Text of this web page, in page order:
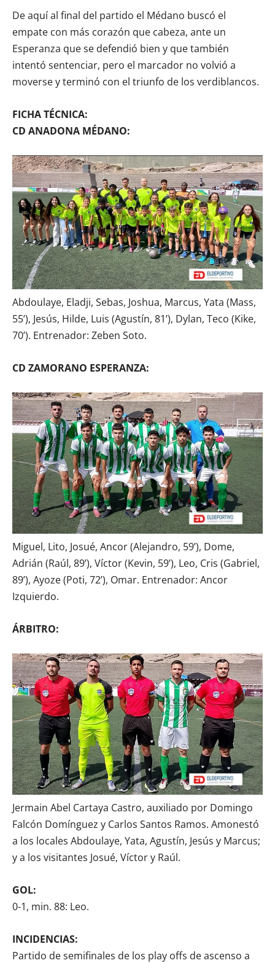
De aquí al final del partido el Médano buscó el
empate con más corazón que cabeza, ante un
Esperanza que se defendió bien y que también
intentó sentenciar, pero el marcador no volvió a
moverse y terminó con el triunfo de los verdiblancos.
FICHA TÉCNICA:
CD ANADONA MÉDANO:
Abdoulaye, Eladji, Sebas, Joshua, Marcus, Yata (Mass,
55’), Jesús, Hilde, Luis (Agustín, 81’), Dylan, Teco (Kike,
70’). Entrenador: Zeben Soto.
CD ZAMORANO ESPERANZA:
Miguel, Lito, Josué, Ancor (Alejandro, 59’), Dome,
Adrián (Raúl, 89’), Víctor (Kevin, 59’), Leo, Cris (Gabriel,
89’), Ayoze (Poti, 72’), Omar. Entrenador: Ancor
Izquierdo.
ÁRBITRO:
Jermain Abel Cartaya Castro, auxiliado por Domingo
Falcón Domínguez y Carlos Santos Ramos. Amonestó
a los locales Abdoulaye, Yata, Agustín, Jesús y Marcus;
y a los visitantes Josué, Víctor y Raúl.
GOL:
0-1, min. 88: Leo.
INCIDENCIAS:
Partido de semifinales de los play offs de ascenso a